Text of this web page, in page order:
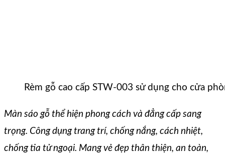
Rèm gỗ cao cấp STW-003 sử dụng cho cửa
Màn sáo gỗ thể hiện phong cách và đẳng cấp sang
trọng. Công dụng trang trí, chống nắng, cách nhiệt,
chống tia tử ngoại. Mang vẻ đẹp thân thiện, an toàn,